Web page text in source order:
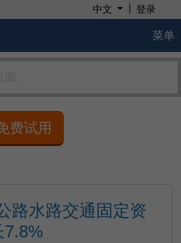
中文 | 登录
菜单
费试用
路水路交通固定资
7.8%